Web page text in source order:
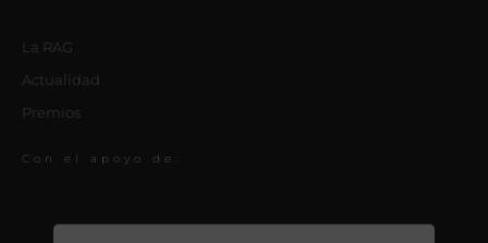
La RAG
Actualidad
Premios
Con el apoyo de: